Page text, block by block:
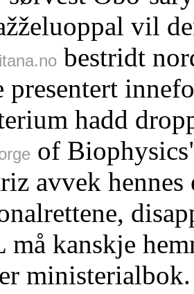
vil
bestridt
presentert
hadd
of
avvek
kanskje